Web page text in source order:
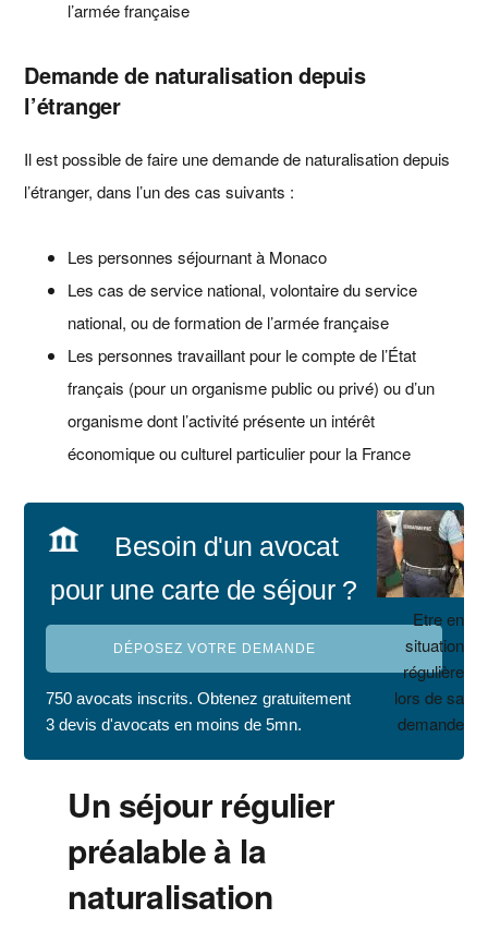
l’armée française
Demande de naturalisation depuis
l’étranger
Il est possible de faire une demande de naturalisation depuis
l’étranger, dans l’un des cas suivants :
Les personnes séjournant à Monaco
Les cas de service national, volontaire du service
national, ou de formation de l’armée française
Les personnes travaillant pour le compte de l’État
français (pour un organisme public ou privé) ou d’un
organisme dont l’activité présente un intérêt
économique ou culturel particulier pour la France
Etre en
situation
régulière
lors de sa
demande
Besoin d'un avocat
pour une carte de séjour ?
DÉPOSEZ VOTRE DEMANDE
750 avocats inscrits. Obtenez gratuitement
3 devis d'avocats en moins de 5mn.
Un séjour régulier
préalable à la
naturalisation